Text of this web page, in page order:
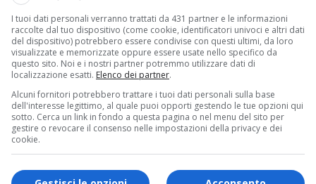
benefico “Il gol di Simonluca”. Ora i Lions insieme
Dual destinata alla chirurgia generale. L’iniziativa
dall’attraversamento di alcuni cinghiali.
mini-invasiva
I tuoi dati personali verranno trattati da 431 partner e le informazioni
raccolte dal tuo dispositivo (come cookie, identificatori univoci e altri dati
del dispositivo) potrebbero essere condivise con questi ultimi, da loro
visualizzate e memorizzate oppure essere usate nello specifico da
questo sito. Noi e i nostri partner potremmo utilizzare dati di
localizzazione esatti. Elenco dei partner.
Alcuni fornitori potrebbero trattare i tuoi dati personali sulla base
dell'interesse legittimo, al quale puoi opporti gestendo le tue opzioni qui
sotto. Cerca un link in fondo a questa pagina o nel menu del sito per
gestire o revocare il consenso nelle impostazioni della privacy e dei
cookie.